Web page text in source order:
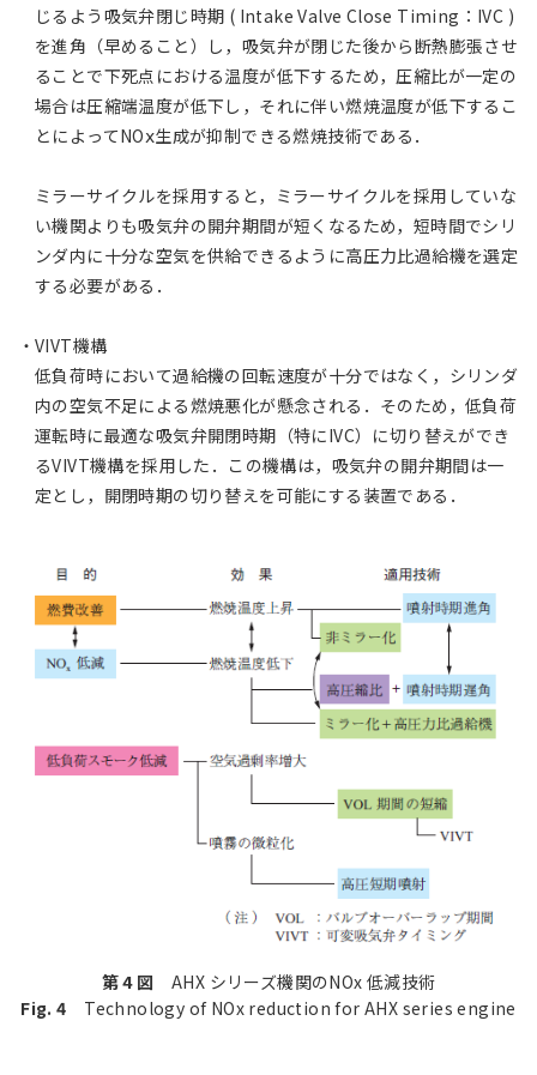
じるよう吸気弁閉じ時期 ( Intake Valve Close Timing：IVC )
を進角（早めること）し，吸気弁が閉じた後から断熱膨張させ
ることで下死点における温度が低下するため，圧縮比が一定の
場合は圧縮端温度が低下し，それに伴い燃焼温度が低下するこ
とによってNOⅹ生成が抑制できる燃焼技術である．
ミラーサイクルを採用すると，ミラーサイクルを採用していな
い機関よりも吸気弁の開弁期間が短くなるため，短時間でシリ
ンダ内に十分な空気を供給できるように高圧力比過給機を選定
する必要がある．
VIVT機構
低負荷時において過給機の回転速度が十分ではなく，シリンダ
内の空気不足による燃焼悪化が懸念される．そのため，低負荷
運転時に最適な吸気弁開閉時期（特にIVC）に切り替えができ
るVIVT機構を採用した．この機構は，吸気弁の開弁期間は一
定とし，開閉時期の切り替えを可能にする装置である．
第 4 図 AHX シリーズ機関のNOx 低減技術
Fig. 4 Technology of NOx reduction for AHX series engine